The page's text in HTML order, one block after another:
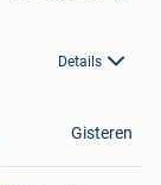
Details
Gisteren